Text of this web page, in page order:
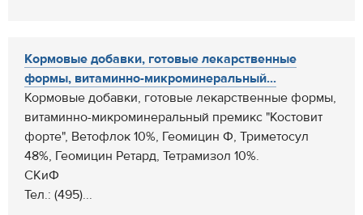
Кормовые добавки, готовые лекарственные
формы, витаминно-микроминеральный...
Кормовые добавки, готовые лекарственные формы,
витаминно-микроминеральный премикс "Костовит
форте", Ветофлок 10%, Геомицин Ф, Триметосул
48%, Геомицин Ретард, Тетрамизол 10%.
СКиФ
Тел.: (495)...